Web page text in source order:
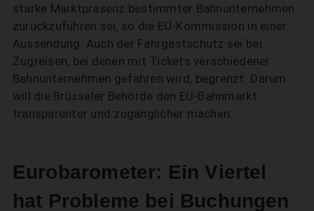
starke Marktpräsenz bestimmter Bahnunternehmen
zurückzuführen sei, so die EU-Kommission in einer
Aussendung. Auch der Fahrgastschutz sei bei
Zugreisen, bei denen mit Tickets verschiedener
Bahnunternehmen gefahren wird, begrenzt. Darum
will die Brüsseler Behörde den EU-Bahnmarkt
transparenter und zugänglicher machen.
Eurobarometer: Ein Viertel
hat Probleme bei Buchungen